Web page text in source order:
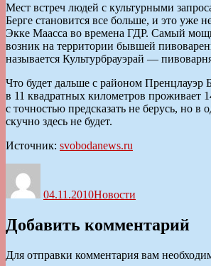
Мест встреч людей с культурными
Берге становится все больше, и это уже
Экке Маасса во времена ГДР. Самый
возник на территории бывшей
называется Культурбрауэрай —
Что будет дальше с районом Пренцлауэр
в 11 квадратных километров проживает
с точностью предсказать не берусь, но
скучно здесь не будет.
Источник: svobodanews.ru
04.11.2010Новости
Добавить комментарий
Для отправки комментария вам